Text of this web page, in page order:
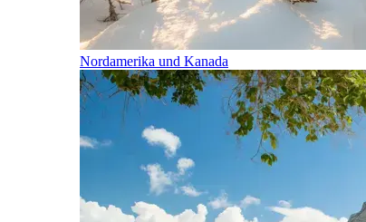
Nordamerika und Kanada